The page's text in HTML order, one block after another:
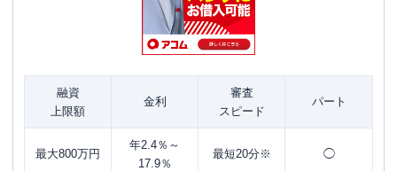
融資
上限額
金利
審査
スピード
パート
最大800万円
年2.4％～
17.9％
最短20分※ ◯